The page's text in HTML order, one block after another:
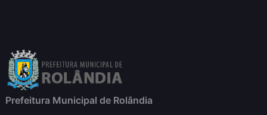
Prefeitura Municipal de Rolândia